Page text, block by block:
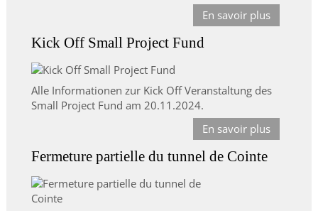
En savoir plus
Kick Off Small Project Fund
Alle Informationen zur Kick Off Veranstaltung des
Small Project Fund am 20.11.2024.
En savoir plus
Fermeture partielle du tunnel de Cointe